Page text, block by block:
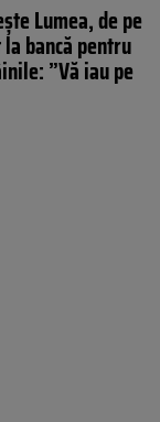
Lumea, de pe
bancă pentru
”Vă iau pe